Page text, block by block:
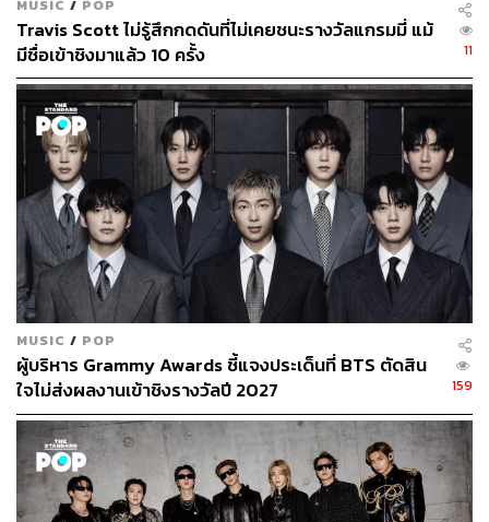
MUSIC / POP
Travis Scott ไม่รู้สึกกดดันที่ไม่เคยชนะรางวัลแกรมมี่ แม้
มีชื่อเข้าชิงมาแล้ว 10 ครั้ง
11
MUSIC / POP
ผู้บริหาร Grammy Awards ชี้แจงประเด็นที่ BTS ตัดสิน
ใจไม่ส่งผลงานเข้าชิงรางวัลปี 2027
159